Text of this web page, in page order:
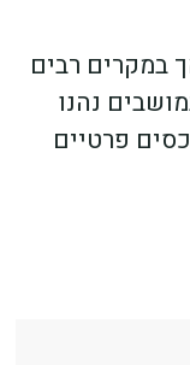
במקרים רבים
נהנו
פרטיים